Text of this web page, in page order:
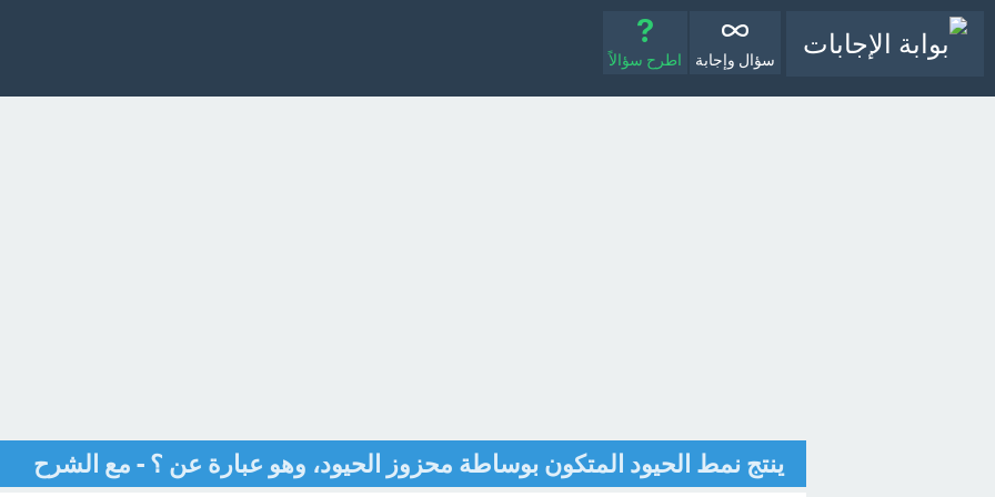
سؤال وإجابة اطرح سؤالاً
ينتج نمط الحيود المتكون بوساطة محزوز الحيود، وهو عبارة عن ؟ - مع الشرح